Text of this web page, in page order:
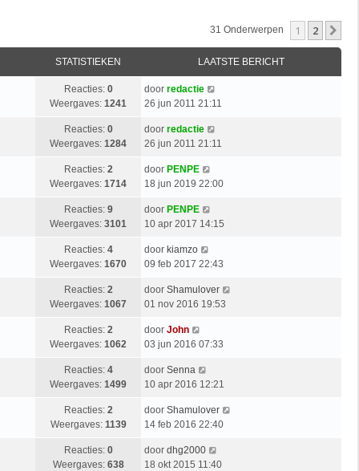
31 Onderwerpen 1 2
STATISTIEKEN LAATSTE BERICHT
Reacties: 0
Weergaves: 1241
door redactie
26 jun 2011 21:11
Reacties: 0
Weergaves: 1284
door redactie
26 jun 2011 21:11
Reacties: 2
Weergaves: 1714
door PENPE
18 jun 2019 22:00
Reacties: 9
Weergaves: 3101
door PENPE
10 apr 2017 14:15
Reacties: 4
Weergaves: 1670
door kiamzo
09 feb 2017 22:43
Reacties: 2
Weergaves: 1067
door Shamulover
01 nov 2016 19:53
Reacties: 2
Weergaves: 1062
door John
03 jun 2016 07:33
Reacties: 4
Weergaves: 1499
door Senna
10 apr 2016 12:21
Reacties: 2
Weergaves: 1139
door Shamulover
14 feb 2016 22:40
Reacties: 0
Weergaves: 638
door dhg2000
18 okt 2015 11:40